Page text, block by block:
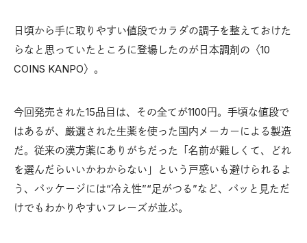
日頃から手に取りやすい値段でカラダの調子を整えておけた
らなと思っていたところに登場したのが日本調剤の〈10
COINS KANPO〉。
今回発売された15品目は、その全てが1100円。手頃な値段で
はあるが、厳選された生薬を使った国内メーカーによる製造
だ。従来の漢方薬にありがちだった「名前が難しくて、どれ
を選んだらいいかわからない」という戸惑いも避けられるよ
う、パッケージには“冷え性”“足がつる”など、パッと見ただ
けでもわかりやすいフレーズが並ぶ。